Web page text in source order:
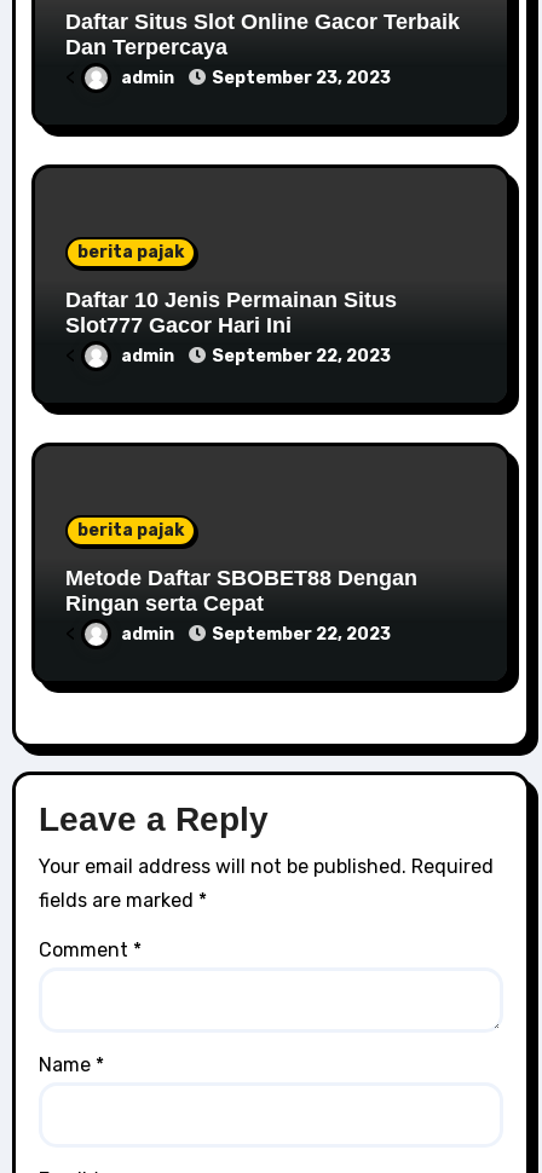
Daftar Situs Slot Online Gacor Terbaik
Dan Terpercaya
< admin September 23, 2023
berita pajak
Daftar 10 Jenis Permainan Situs
Slot777 Gacor Hari Ini
< admin September 22, 2023
berita pajak
Metode Daftar SBOBET88 Dengan
Ringan serta Cepat
< admin September 22, 2023
Leave a Reply
Your email address will not be published. Required
fields are marked *
Comment *
Name *